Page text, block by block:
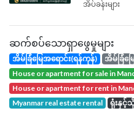
အိပ်ခန်းများ
ဆက်စပ်သောရှာဖွေမှုများ
အိမ်ခြံမြေအရောင်း(ရန်ကုန်)
အိမ်ခြံ
house or apartment for sale in
house or apartment for rent in
Myanmar real estate rental
ရုံးနှ